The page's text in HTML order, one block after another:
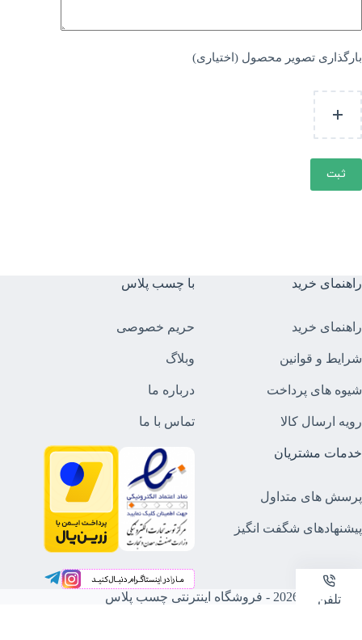
بارگذاری تصویر محصول (اختیاری)
ثبت
راهنمای خرید
راهنمای خرید
شرایط و قوانین
شیوه های پرداخت
رویه ارسال کالا
با چسب پلاس
حریم خصوصی
وبلاگ
درباره ما
تماس با ما
خدمات مشتریان
پرسش های متداول
پیشنهادهای شگفت انگیز
کپی‌رایت © ‏2026 - فروشگاه اینترنتی چسب پلاس
تلفن